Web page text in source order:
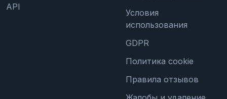
API
Условия
использования
GDPR
Политика cookie
Правила отзывов